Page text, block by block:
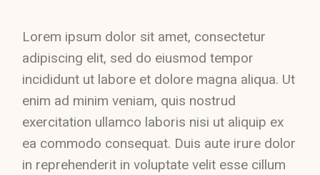
Lorem ipsum dolor sit amet, consectetur
adipiscing elit, sed do eiusmod tempor
incididunt ut labore et dolore magna aliqua. Ut
enim ad minim veniam, quis nostrud
exercitation ullamco laboris nisi ut aliquip ex
ea commodo consequat. Duis aute irure dolor
in reprehenderit in voluptate velit esse cillum